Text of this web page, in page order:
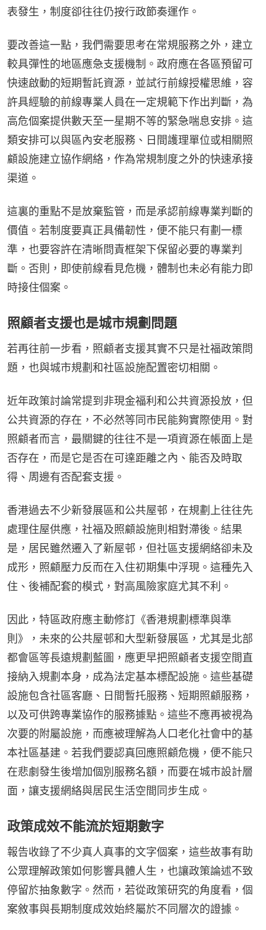
表發生，制度卻往往仍按行政節奏運作。
要改善這一點，我們需要思考在常規服務之外，建立
較具彈性的地區應急支援機制。政府應在各區預留可
快速啟動的短期暫託資源，並試行前線授權思維，容
許具經驗的前線專業人員在一定規範下作出判斷，為
高危個案提供數天至一星期不等的緊急喘息安排。這
類安排可以與區內安老服務、日間護理單位或相關照
顧設施建立協作網絡，作為常規制度之外的快速承接
渠道。
這裏的重點不是放棄監管，而是承認前線專業判斷的
價值。若制度要真正具備韌性，便不能只有劃一標
準，也要容許在清晰問責框架下保留必要的專業判
斷。否則，即使前線看見危機，體制也未必有能力即
時接住個案。
照顧者支援也是城市規劃問題
若再往前一步看，照顧者支援其實不只是社福政策問
題，也與城市規劃和社區設施配置密切相關。
近年政策討論常提到非現金福利和公共資源投放，但
公共資源的存在，不必然等同市民能夠實際使用。對
照顧者而言，最關鍵的往往不是一項資源在帳面上是
否存在，而是它是否在可達距離之內、能否及時取
得、周邊有否配套支援。
香港過去不少新發展區和公共屋邨，在規劃上往往先
處理住屋供應，社福及照顧設施則相對滯後。結果
是，居民雖然遷入了新屋邨，但社區支援網絡卻未及
成形，照顧壓力反而在入住初期集中浮現。這種先入
住、後補配套的模式，對高風險家庭尤其不利。
因此，特區政府應主動修訂《香港規劃標準與準
則》，未來的公共屋邨和大型新發展區，尤其是北部
都會區等長遠規劃藍圖，應更早把照顧者支援空間直
接納入規劃本身，成為法定基本標配設施。這些基礎
設施包含社區客廳、日間暫托服務、短期照顧服務，
以及可供跨專業協作的服務據點。這些不應再被視為
次要的附屬設施，而應被理解為人口老化社會中的基
本社區基建。若我們要認真回應照顧危機，便不能只
在悲劇發生後增加個別服務名額，而要在城市設計層
面，讓支援網絡與居民生活空間同步生成。
政策成效不能流於短期數字
報告收錄了不少真人真事的文字個案，這些故事有助
公眾理解政策如何影響具體人生，也讓政策論述不致
停留於抽象數字。然而，若從政策研究的角度看，個
案敘事與長期制度成效始終屬於不同層次的證據。